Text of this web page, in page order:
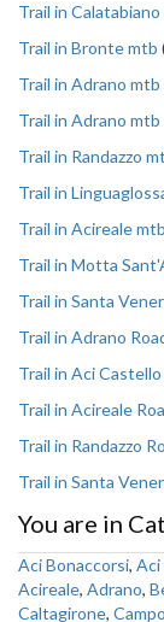
Trail in
Trail in Bronte mtb
Trail in Adrano mtb
Trail in Adrano mtb
Trail in Randazzo
Trail in
Trail in Acireale mtb
Trail in Motta
Trail in Santa
Trail in Adrano
Trail in Aci
Trail in Acireale
Trail in Randazzo
Trail in Santa
You are in
Aci Bonaccorsi, Aci
Acireale, Adrano,
Caltagirone,